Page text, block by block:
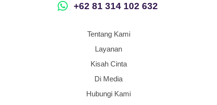
+62 81 314 102 632
Tentang Kami
Layanan
Kisah Cinta
Di Media
Hubungi Kami